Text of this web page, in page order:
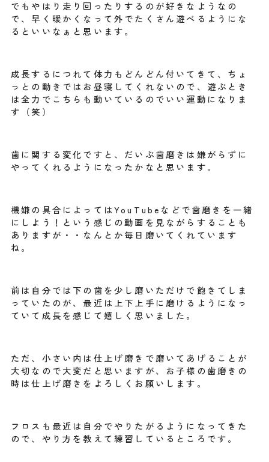
でもやはり走り回ったりするのが好きなようなの
で、早く暖かくなって外でたくさん遊べるようにな
るといいなぁと思います。
成長するにつれて体力もどんどん付いてきて、ちょ
っとの動きではお昼寝してくれないので、遊ぶとき
は全力でこちらも動いているのでいい運動になりま
す（笑）
歯に関する変化ですと、だいぶ歯磨きは嫌がらずに
やってくれるようになったかなと思います。
機嫌の具合によってはYouTubeなどで歯磨きを一緒
にしよう！という感じの動画を見ながらすることも
ありますが・・なんとか毎日磨いてくれています
ね。
前は自分では下の歯を少し磨いただけで飽きてしま
っていたのが、最近は上下上手に磨けるようになっ
ていて成長を感じて嬉しく思いました。
ただ、小さい内は仕上げ磨きで磨いてあげることが
大切なので大変だと思いますが、お子様の歯磨きの
時は仕上げ磨きをよろしくお願いします。
フロスも最近は自分でやりたがるようになってきた
ので、やり方を教えて練習しているところです。